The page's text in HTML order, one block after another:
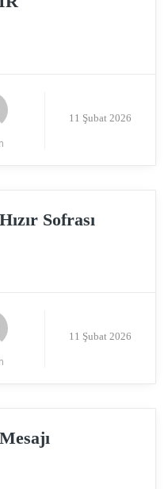
11 Şubat 2026
Sofrası
11 Şubat 2026